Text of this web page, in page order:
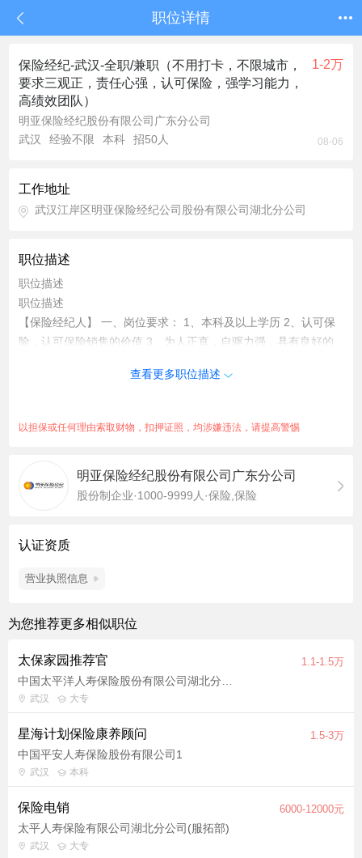
职位详情
保险经纪-武汉-全职/兼职（不用打卡，不限城市，
要求三观正，责任心强，认可保险，强学习能力，
高绩效团队）
1-2万
明亚保险经纪股份有限公司广东分公司
武汉
经验不限 本科 招50人 08-06
工作地址
武汉江岸区明亚保险经纪公司股份有限公司湖北分公司
职位描述
职位描述
职位描述
【保险经纪人】 一、岗位要求： 1、本科及以上学历 2、认可保
险，认可保险销售的价值 3、为人正直，自驱力强，具有良好的
要自己创业，想要有更广阔的职业平台。 二、职位描述： 1、协
求，可享受：公司团体意外险、重疾险、寿险、中高端医疗 (可含
家人)、年度体检、员工旅游、高峰会等 四、 面试要求： 个人简
查看更多职位描述
以担保或任何理由索取财物，扣押证照，均涉嫌违法，请提高警惕
明亚保险经纪股份有限公司广东分公司
股份制企业·1000-9999人·保险,保险
认证资质
营业执照信息
为您推荐更多相似职位
太保家园推荐官 1.1-1.5万
武汉 大专
星海计划保险康养顾问 1.5-3万
中国平安人寿保险股份有限公司1
武汉 本科
保险电销 6000-12000元
太平人寿保险有限公司湖北分公司(服拓部)
武汉 大专